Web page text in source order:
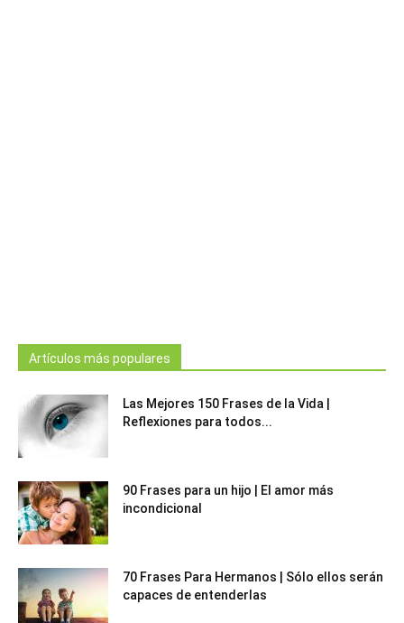
Artículos más populares
Las Mejores 150 Frases de la Vida |
Reflexiones para todos...
90 Frases para un hijo | El amor más
incondicional
70 Frases Para Hermanos | Sólo ellos serán
capaces de entenderlas